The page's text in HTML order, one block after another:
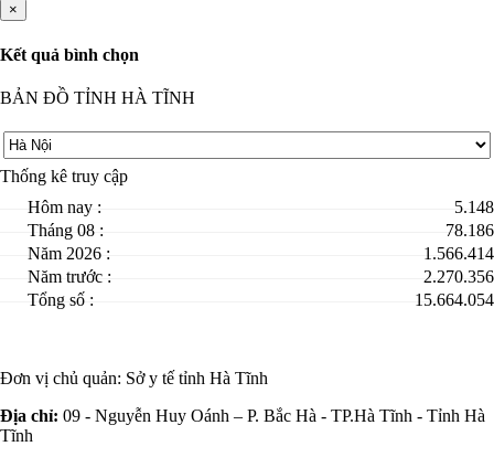
×
Kết quả bình chọn
BẢN ĐỒ TỈNH HÀ TĨNH
Thống kê truy cập
Hôm nay :
5.148
Tháng 08 :
78.186
Năm 2026 :
1.566.414
Năm trước :
2.270.356
Tổng số :
15.664.054
Đơn vị chủ quản: Sở y tế tỉnh Hà Tĩnh
Địa chỉ: 09 - Nguyễn Huy Oánh – P. Bắc Hà - TP.Hà Tĩnh - Tỉnh Hà
Tĩnh